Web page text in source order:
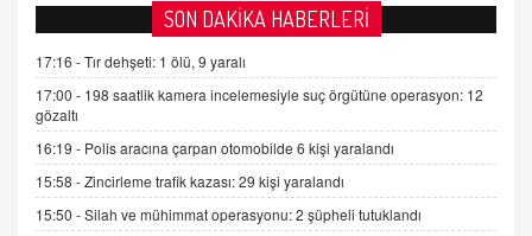
AV. DOĞAN CAN DOĞAN
Kişisel verilerin korunması ve dijital hukukun
gelişimi
SEHER EREK
Kış Ayları Geldi, Hangi Önlemler Alınmalı?
9.12.2025 10:11
SON DAKİKA HABERLERİ
17:16 -Tır dehşeti: 1 ölü, 9 yaralı
17:00 - 198 saatlik kamera incelemesiyle suç örgütüne operasyon: 12
gözaltı
16:19 - Polis aracına çarpan otomobilde 6 kişi yaralandı
15:58 -Zincirleme trafik kazası: 29 kişi yaralandı
15:50 -Silah ve mühimmat operasyonu: 2 şüpheli tutuklandı